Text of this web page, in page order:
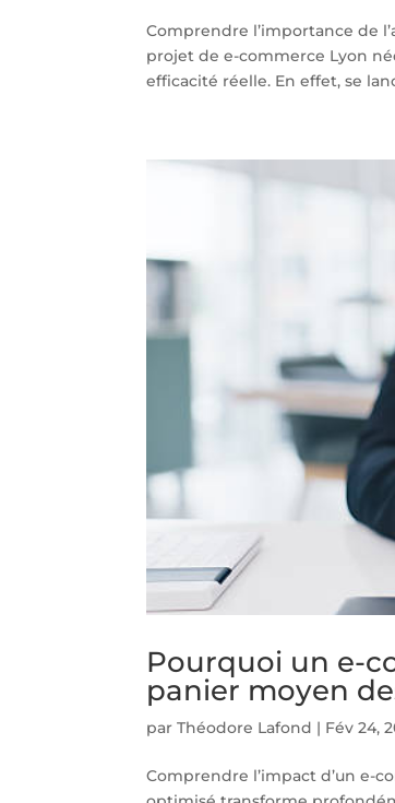
Comprendre l’importance de
projet de e-commerce Lyon
efficacité réelle. En effet, se
Pourquoi un e-
panier moyen
parThéodore Lafond | Fév 24,
Comprendre l’impact d’un e-